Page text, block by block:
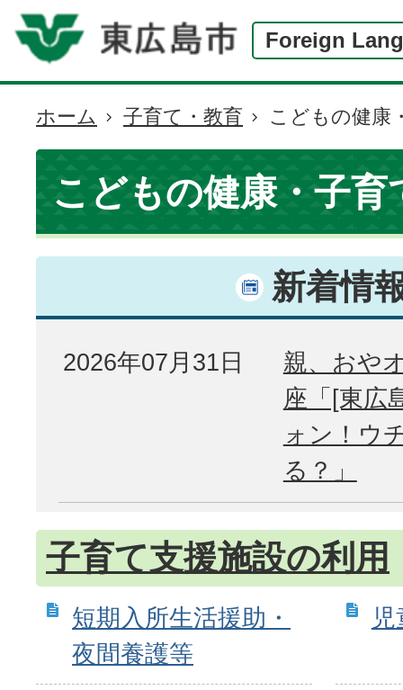
Foreign
現
在
位
置
ホーム 子育て・教育 こどもの健康
こどもの健康・子育
新着情
2026年07月31日
親、おや
座「[東広
ォン！ウ
る？」
子育て支援施設の利用
短期入所生活援助・
夜間養護等